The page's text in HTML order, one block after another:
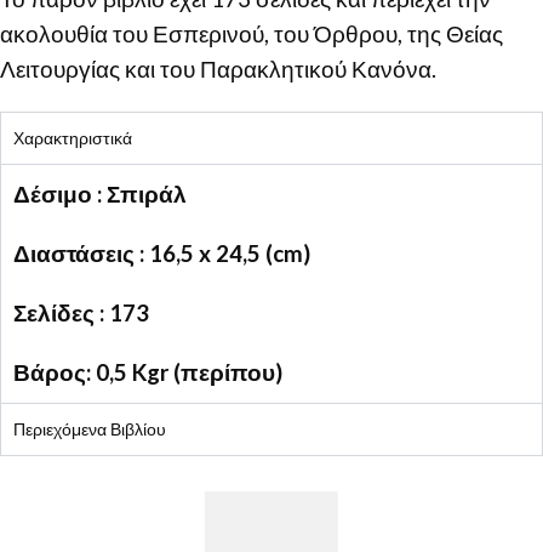
ακολουθία του Εσπερινού, του Όρθρου, της Θείας
Λειτουργίας και του Παρακλητικού Κανόνα.
Χαρακτηριστικά
Δέσιμο : Σπιράλ
Διαστάσεις : 16,5 x 24,5 (cm)
Σελίδες : 173
Βάρος: 0,5 Kgr (περίπου)
Περιεχόμενα Βιβλίου